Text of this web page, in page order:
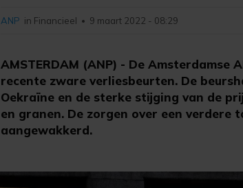
AMSTERDAM (ANP) - De
recente zware verliesbeurten. De
Oekraïne en de sterke stijging van de
en granen. De zorgen over een
aangewakkerd.
ANP in Financieel • 9 maart 2022 - 08:29